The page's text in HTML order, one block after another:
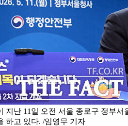
지난 11일 오전 서울 종로구 정부
하고 있다. /임영무 기자